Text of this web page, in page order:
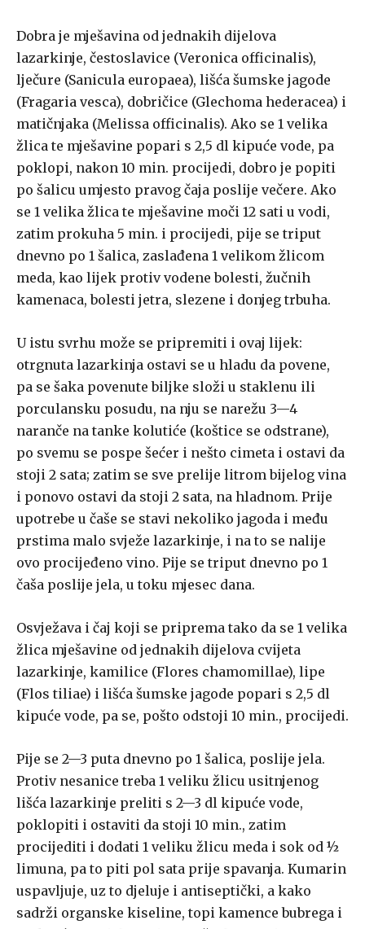
Dobra je mješavina od jednakih dijelova
lazarkinje, čestoslavice (Veronica officinalis),
lječure (Sanicula europaea), lišća šumske jagode
(Fragaria vesca), dobričice (Glechoma hederacea) i
matičnjaka (Melissa officinalis). Ako se 1 velika
žlica te mješavine popari s 2,5 dl kipuće vode, pa
poklopi, nakon 10 min. procijedi, dobro je popiti
po šalicu umjesto pravog čaja poslije večere. Ako
se 1 velika žlica te mješavine moči 12 sati u vodi,
zatim prokuha 5 min. i procijedi, pije se triput
dnevno po 1 šalica, zaslađena 1 velikom žlicom
meda, kao lijek protiv vodene bolesti, žučnih
kamenaca, bolesti jetra, slezene i donjeg trbuha.
U istu svrhu može se pripremiti i ovaj lijek:
otrgnuta lazarkinja ostavi se u hladu da povene,
pa se šaka povenute biljke složi u staklenu ili
porculansku posudu, na nju se narežu 3—4
naranče na tanke kolutiće (koštice se odstrane),
po svemu se pospe šećer i nešto cimeta i ostavi da
stoji 2 sata; zatim se sve prelije litrom bijelog vina
i ponovo ostavi da stoji 2 sata, na hladnom. Prije
upotrebe u čaše se stavi nekoliko jagoda i među
prstima malo svježe lazarkinje, i na to se nalije
ovo procijeđeno vino. Pije se triput dnevno po 1
čaša poslije jela, u toku mjesec dana.
Osvježava i čaj koji se priprema tako da se 1 velika
žlica mješavine od jednakih dijelova cvijeta
lazarkinje, kamilice (Flores chamomillae), lipe
(Flos tiliae) i lišća šumske jagode popari s 2,5 dl
kipuće vode, pa se, pošto odstoji 10 min., procijedi.
Pije se 2—3 puta dnevno po 1 šalica, poslije jela.
Protiv nesanice treba 1 veliku žlicu usitnjenog
lišća lazarkinje preliti s 2—3 dl kipuće vode,
poklopiti i ostaviti da stoji 10 min., zatim
procijediti i dodati 1 veliku žlicu meda i sok od ½
limuna, pa to piti pol sata prije spavanja. Kumarin
uspavljuje, uz to djeluje i antiseptički, a kako
sadrži organske kiseline, topi kamence bubrega i